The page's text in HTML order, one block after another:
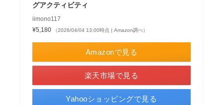
グアクティビティ
iimono117
¥5,180
（2026/04/04 13:00時点 | Amazon調べ）
Amazonで見る
楽天市場で見る
Yahooショッピングで見る